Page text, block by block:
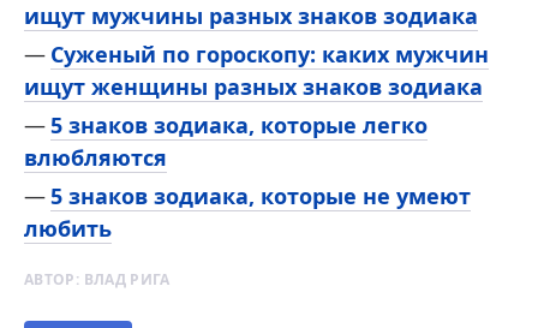
ищут мужчины разных знаков зодиака
Суженый по гороскопу: каких мужчин
ищут женщины разных знаков зодиака
5 знаков зодиака, которые легко
влюбляются
5 знаков зодиака, которые не умеют
любить
АВТОР: ВЛАД РИГА